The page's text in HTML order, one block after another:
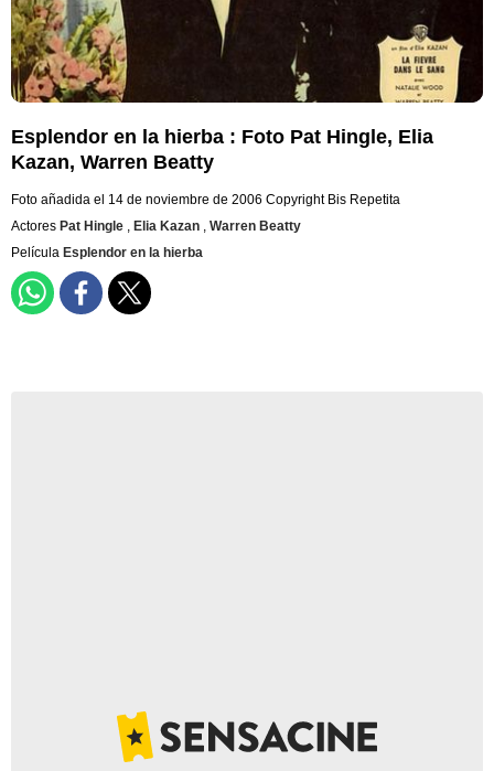
Esplendor en la hierba : Foto Pat Hingle, Elia
Kazan, Warren Beatty
Foto añadida el 14 de noviembre de 2006 Copyright Bis Repetita
Actores Pat Hingle , Elia Kazan , Warren Beatty
Película Esplendor en la hierba